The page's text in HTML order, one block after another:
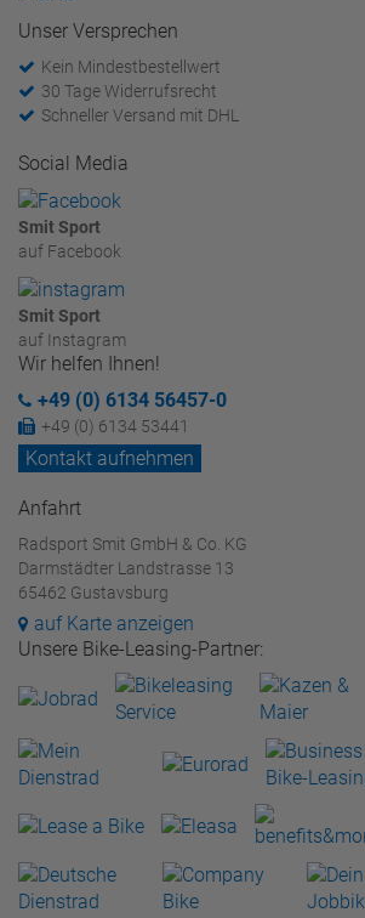
Unser Versprechen
Kein Mindestbestellwert
30 Tage Widerrufsrecht
Schneller Versand mit DHL
Social Media
Smit Sport
auf Facebook
Smit Sport
auf Instagram
Wir helfen Ihnen!
+49 (0) 6134 56457-0
+49 (0) 6134 53441
Kontakt aufnehmen
Anfahrt
Radsport Smit GmbH & Co. KG
Darmstädter Landstrasse 13
65462 Gustavsburg
auf Karte anzeigen
Unsere Bike-Leasing-Partner: